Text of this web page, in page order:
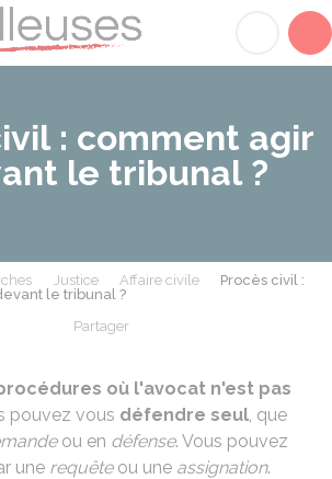
: comment agir
le tribunal ?
Justice Affaire civile
Procès civil :
le tribunal ?
Partager
où l'avocat n'est pas
pouvez vous défendre seul, que
ou en défense. Vous pouvez
une requêteou une assignation.